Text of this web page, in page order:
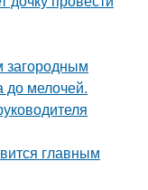
загородным
до мелочей.
главным